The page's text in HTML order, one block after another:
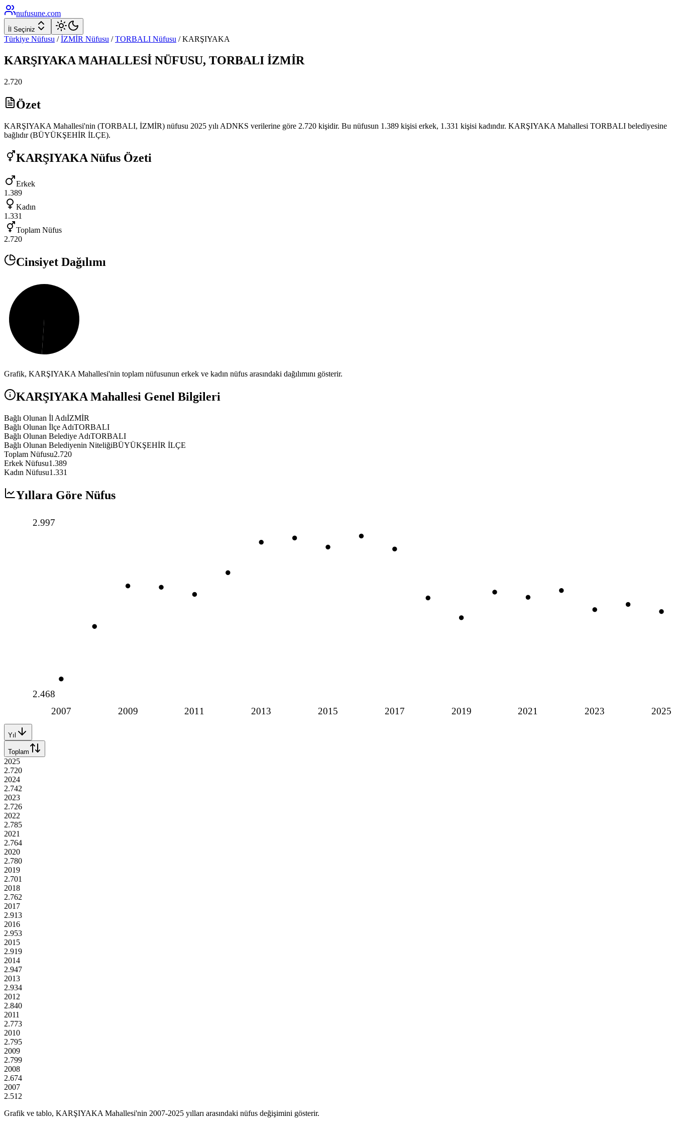
nufusune.com
İl Seçiniz
Türkiye Nüfusu / İZMİR Nüfusu / TORBALI Nüfusu /KARŞIYAKA
KARŞIYAKA MAHALLESİ NÜFUSU, TORBALI İZMİR
2.720
Özet
KARŞIYAKA Mahallesi'nin (TORBALI, İZMİR) nüfusu 2025 yılı ADNKS verilerine göre 2.720 kişidir. Bu nüfusun 1.389 kişisi erkek, 1.331 kişisi kadındır. KARŞIYAKA Mahallesi TORBALI belediyesine
bağlıdır (BÜYÜKŞEHİR İLÇE).
KARŞIYAKA Nüfus Özeti
Erkek
1.389
Kadın
1.331
Toplam Nüfus
2.720
Cinsiyet Dağılımı
Grafik, KARŞIYAKA Mahallesi'nin toplam nüfusunun erkek ve kadın nüfus arasındaki dağılımını gösterir.
KARŞIYAKA Mahallesi Genel Bilgileri
Bağlı Olunan İl AdıİZMİR
Bağlı Olunan İlçe AdıTORBALI
Bağlı Olunan Belediye AdıTORBALI
Bağlı Olunan Belediyenin NiteliğiBÜYÜKŞEHİR İLÇE
Toplam Nüfusu2.720
Erkek Nüfusu1.389
Kadın Nüfusu1.331
Yıllara Göre Nüfus
2007 2009 2011 2013 2015 2017 2019 2021 2023 2025
2.997
2.468
Yıl
Toplam
2025
2.720
2024
2.742
2023
2.726
2022
2.785
2021
2.764
2020
2.780
2019
2.701
2018
2.762
2017
2.913
2016
2.953
2015
2.919
2014
2.947
2013
2.934
2012
2.840
2011
2.773
2010
2.795
2009
2.799
2008
2.674
2007
2.512
Grafik ve tablo, KARŞIYAKA Mahallesi'nin 2007-2025 yılları arasındaki nüfus değişimini gösterir.